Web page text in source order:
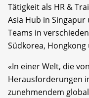
Tätigkeit als HR &
Asia Hub in
Teams in
Südkorea,
«In einer Welt, die
Herausforderungen
zunehmendem